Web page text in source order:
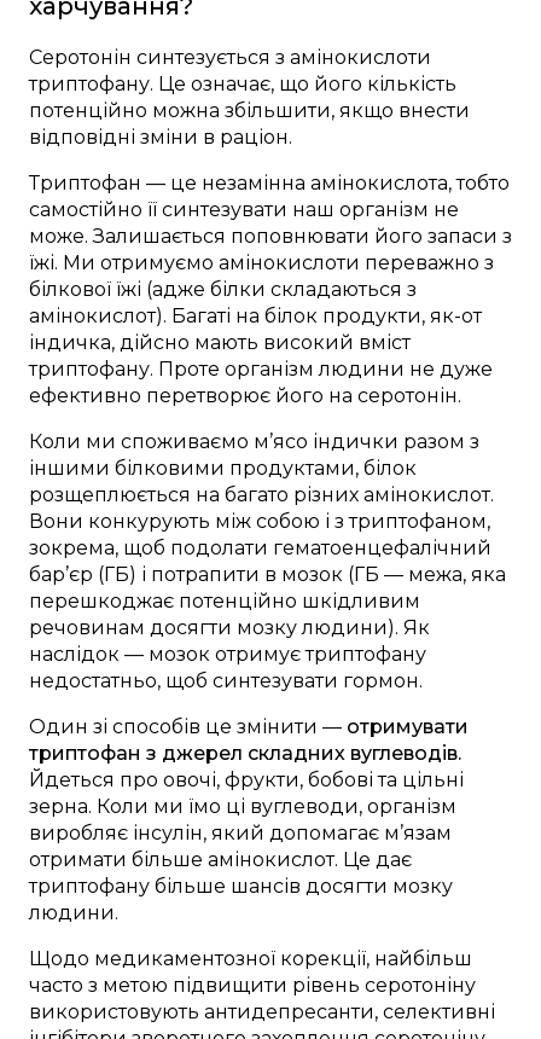
харчування?
Серотонін синтезується з амінокислоти
триптофану. Це означає, що його кількість
потенційно можна збільшити, якщо внести
відповідні зміни в раціон.
Триптофан — це незамінна амінокислота, тобто
самостійно її синтезувати наш організм не
може. Залишається поповнювати його запаси з
їжі. Ми отримуємо амінокислоти переважно з
білкової їжі (адже білки складаються з
амінокислот). Багаті на білок продукти, як-от
індичка, дійсно мають високий вміст
триптофану. Проте організм людини не дуже
ефективно перетворює його на серотонін.
Коли ми споживаємо м’ясо індички разом з
іншими білковими продуктами, білок
розщеплюється на багато різних амінокислот.
Вони конкурують між собою і з триптофаном,
зокрема, щоб подолати гематоенцефалічний
бар’єр (ГБ) і потрапити в мозок (ГБ — межа, яка
перешкоджає потенційно шкідливим
речовинам досягти мозку людини). Як
наслідок — мозок отримує триптофану
недостатньо, щоб синтезувати гормон.
Один зі способів це змінити — отримувати
триптофан з джерел складних вуглеводів.
Йдеться про овочі, фрукти, бобові та цільні
зерна. Коли ми їмо ці вуглеводи, організм
виробляє інсулін, який допомагає м’язам
отримати більше амінокислот. Це дає
триптофану більше шансів досягти мозку
людини.
Щодо медикаментозної корекції, найбільш
часто з метою підвищити рівень серотоніну
використовують антидепресанти, селективні